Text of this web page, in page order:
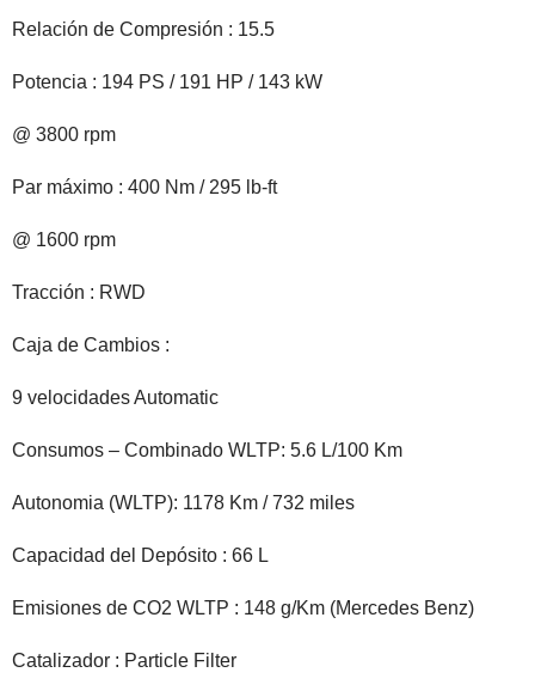
Relación de Compresión : 15.5
Potencia : 194 PS / 191 HP / 143 kW
@ 3800 rpm
Par máximo : 400 Nm / 295 lb-ft
@ 1600 rpm
Tracción : RWD
Caja de Cambios :
9 velocidades Automatic
Consumos – Combinado WLTP: 5.6 L/100 Km
Autonomia (WLTP): 1178 Km / 732 miles
Capacidad del Depósito : 66 L
Emisiones de CO2 WLTP : 148 g/Km (Mercedes Benz)
Catalizador : Particle Filter